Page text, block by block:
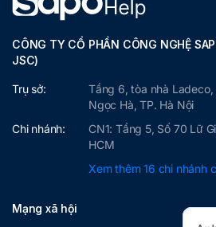
CÔNG TY CỔ PHẦN CÔNG NGHỆ
JSC)
Trụ sở:
Tầng 6, tòa nhà
Ngọc Hà, TP. Hà Nội
Chi nhánh:
CN1: Tầng 5, Số 70 Lữ
HCM
Xem thêm 16 chi nhánh
Mạng xã hội